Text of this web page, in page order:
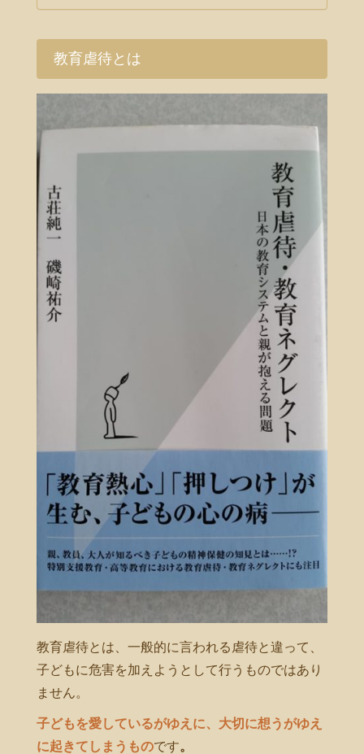
教育虐待とは
教育虐待とは、一般的に言われる虐待と違って、
子どもに危害を加えようとして行うものではあり
ません。
子どもを愛しているがゆえに、大切に想うがゆえ
に起きてしまうものです。